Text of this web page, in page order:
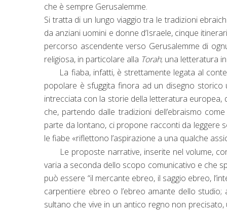
che è sempre Gerusalemme.
Si tratta di un lungo viaggio tra le tradizioni
da anziani uomini e donne d’Israele, cinque
percorso ascendente verso Gerusalemme di
religiosa, in particolare alla Torah; una letteratura
La fiaba, infatti, è strettamente legata al
popolare è sfuggita finora ad un disegno
intrecciata con la storie della letteratura
che, partendo dalle tradizioni dell’ebraismo
parte da lontano, ci propone racconti da leggere
le fiabe «riflettono l’aspirazione a una qualche
Le proposte narrative, inserite nel volume,
varia a seconda dello scopo comunicativo e che
può essere “il mercante ebreo, il saggio ebreo,
carpentiere ebreo o l’ebreo amante dello
sultano che vive in un antico regno non